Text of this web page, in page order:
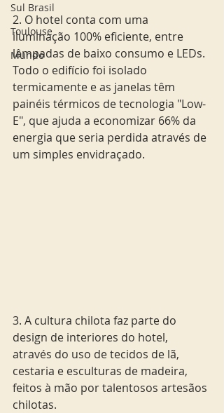
Sul Brasil
Toulouse
Mundo
2. O hotel conta com uma
iluminação 100% eficiente, entre
lâmpadas de baixo consumo e LEDs.
Todo o edifício foi isolado
termicamente e as janelas têm
painéis térmicos de tecnologia "Low-
E", que ajuda a economizar 66% da
energia que seria perdida através de
um simples envidraçado.
3. A cultura chilota faz parte do
design de interiores do hotel,
através do uso de tecidos de lã,
cestaria e esculturas de madeira,
feitos à mão por talentosos artesãos
chilotas.